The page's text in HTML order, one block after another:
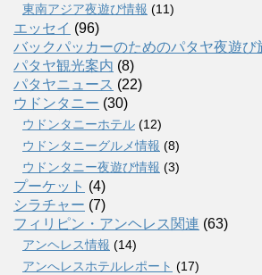
東南アジア夜遊び情報 (11)
エッセイ (96)
バックパッカーのためのパタヤ夜遊び
パタヤ観光案内 (8)
パタヤニュース (22)
ウドンタニー (30)
ウドンタニーホテル (12)
ウドンタニーグルメ情報 (8)
ウドンタニー夜遊び情報 (3)
プーケット (4)
シラチャー (7)
フィリピン・アンヘレス関連 (63)
アンヘレス情報 (14)
アンへレスホテルレポート (17)